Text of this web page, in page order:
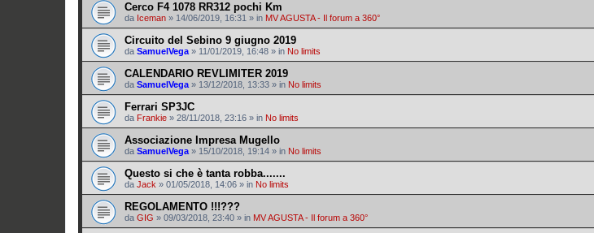
Cerco F4 1078 RR312 pochi Km
da Iceman » 14/06/2019, 16:31 » in MV AGUSTA - Il forum a 360°
Circuito del Sebino 9 giugno 2019
da SamuelVega» 11/01/2019, 16:48 » in No limits
CALENDARIO REVLIMITER 2019
da SamuelVega» 13/12/2018, 13:33 » in No limits
Ferrari SP3JC
da Frankie » 28/11/2018, 23:16 » in No limits
Associazione Impresa Mugello
da SamuelVega» 15/10/2018, 19:14 » in No limits
Questo si che è tanta robba.......
da Jack » 01/05/2018, 14:06 » in No limits
REGOLAMENTO !!!???
da GIG » 09/03/2018, 23:40 » in MV AGUSTA - Il forum a 360°